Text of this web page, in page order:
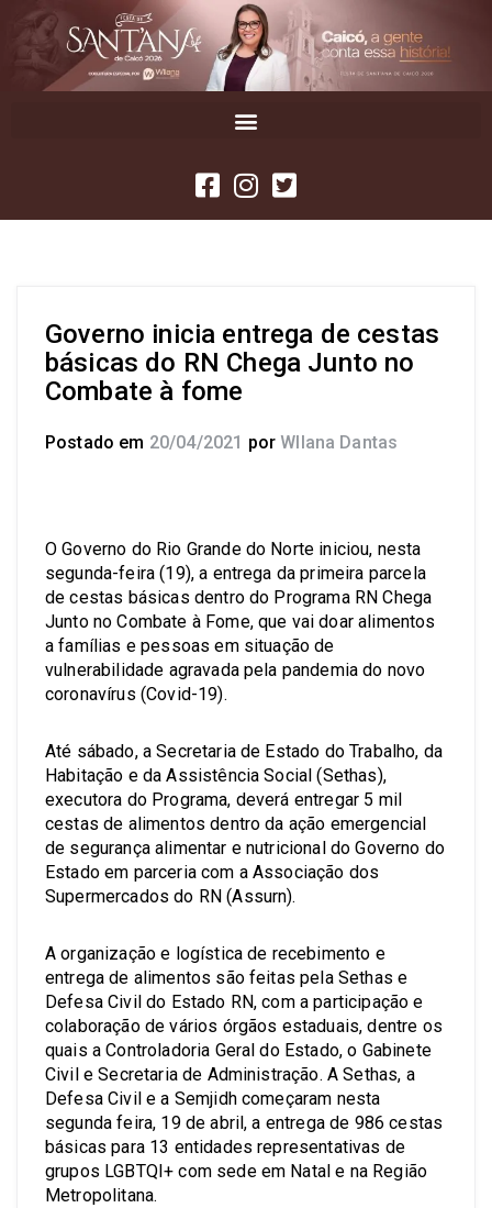
Governo inicia entrega de cestas
básicas do RN Chega Junto no
Combate à fome
Postado em 20/04/2021 por Wllana Dantas
O Governo do Rio Grande do Norte iniciou, nesta
segunda-feira (19), a entrega da primeira parcela
de cestas básicas dentro do Programa RN Chega
Junto no Combate à Fome, que vai doar alimentos
a famílias e pessoas em situação de
vulnerabilidade agravada pela pandemia do novo
coronavírus (Covid-19).
Até sábado, a Secretaria de Estado do Trabalho, da
Habitação e da Assistência Social (Sethas),
executora do Programa, deverá entregar 5 mil
cestas de alimentos dentro da ação emergencial
de segurança alimentar e nutricional do Governo do
Estado em parceria com a Associação dos
Supermercados do RN (Assurn).
A organização e logística de recebimento e
entrega de alimentos são feitas pela Sethas e
Defesa Civil do Estado RN, com a participação e
colaboração de vários órgãos estaduais, dentre os
quais a Controladoria Geral do Estado, o Gabinete
Civil e Secretaria de Administração. A Sethas, a
Defesa Civil e a Semjidh começaram nesta
segunda feira, 19 de abril, a entrega de 986 cestas
básicas para 13 entidades representativas de
grupos LGBTQI+ com sede em Natal e na Região
Metropolitana.